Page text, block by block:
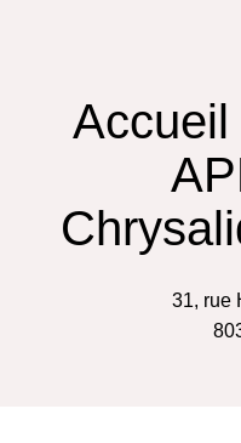
31, rue